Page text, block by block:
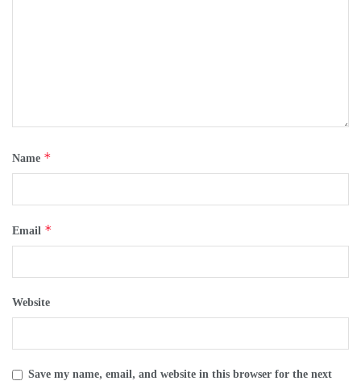
Name *
Email *
Website
Save my name, email, and website in this browser for the next